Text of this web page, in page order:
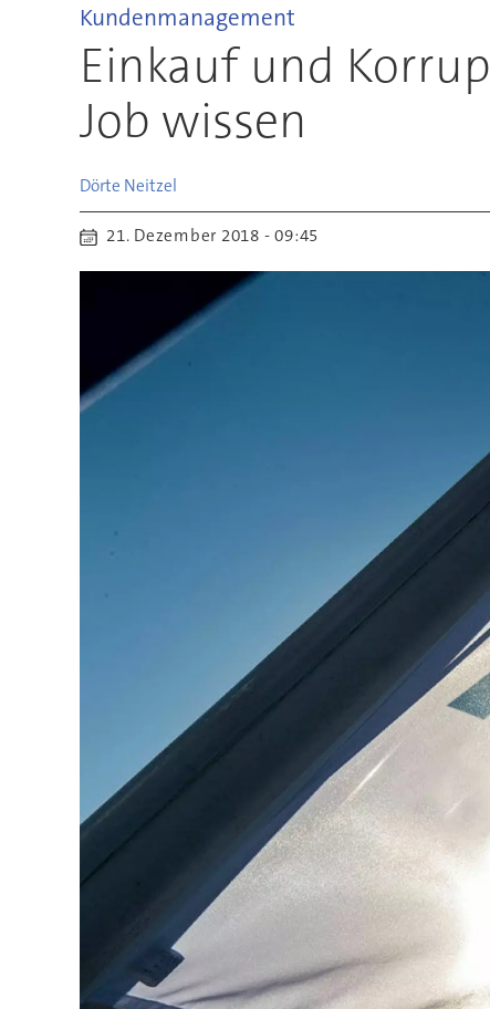
Kundenmanagement
Einkauf und
Job wissen
Dörte Neitzel
21. Dezember 2018 - 09:45